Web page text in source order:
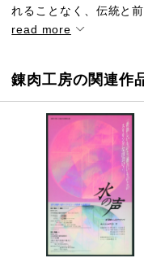
れることなく、伝統と
read more
錬肉工房の関連作